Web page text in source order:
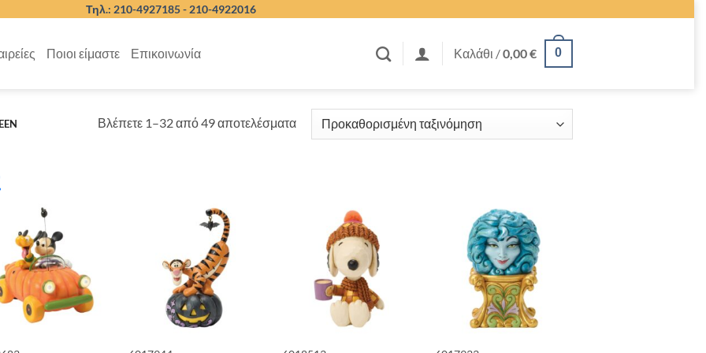
Τηλ.: 210-4927185 - 210-4922016
Ποιοι είμαστε Επικοινωνία Καλάθι /0,00€ 0
Βλέπετε 1–32 από 49 αποτελέσματα
ΕΤΑΙΡΕΙΕΣ BRANDS
ΠΡΟΣΦΟΡΕΣ
ΝΑΙ (1)
STOCK QUANTITY +